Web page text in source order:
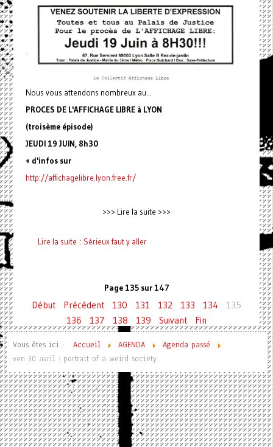
Nous vous attendons nombreux au...
PROCES DE L'AFFICHAGE LIBRE à LYON
(troisème épisode)
JEUDI 19 JUIN, 8h30
+ d'infos sur
http://affichagelibre.lyon .free.fr/
>>> Lire la suite >>>
Lire la suite : Sérieux faut y aller
Page 135 sur 147
Début Précédent 130 131 132 133 134
135
136
137 138 139 Suivant Fin
Vous êtes ici : Accueil AGENDA
Agenda passé
ven 30 avril : portrait of a weird society